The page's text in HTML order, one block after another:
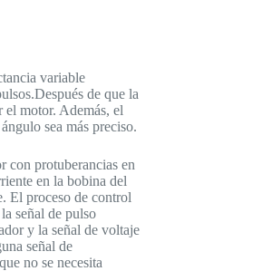
variable
de que la
el motor. Además, el
sea más preciso.
con protuberancias en
en la bobina del
El proceso de control
señal de pulso
y la señal de voltaje
señal de
no se necesita